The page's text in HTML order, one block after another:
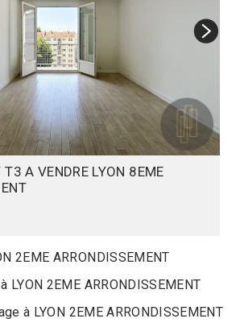
T3 A VENDRE LYON 8EME
2EME ARRONDISSEMENT
LYON 2EME ARRONDISSEMENT
à LYON 2EME ARRONDISSEMENT